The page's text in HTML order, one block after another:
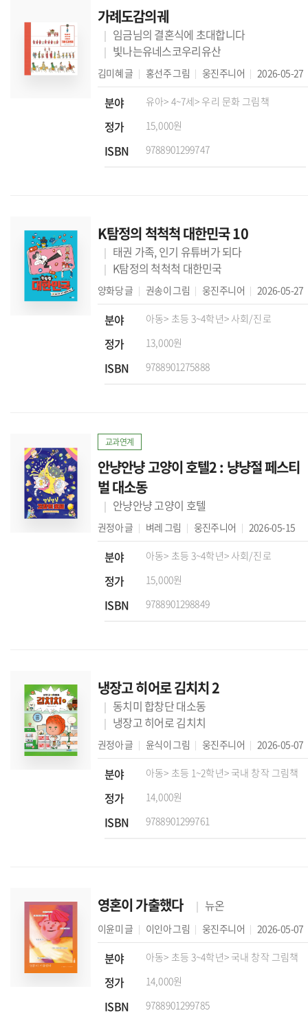
가례도감의궤
임금님의 결혼식에 초대합니다
빛나는유네스코우리유산
김미혜글 홍선주그림 웅진주니어 2026-05-27
분야 유아> 4~7세> 우리 문화 그림책
정가 15,000원
ISBN 9788901299747
K탐정의 척척척 대한민국 10
태권 가족, 인기 유튜버가 되다
K탐정의 척척척 대한민국
양화당글 권송이그림 웅진주니어 2026-05-27
분야 아동> 초등 3~4학년> 사회/진로
정가 13,000원
ISBN 9788901275888
교과연계
안냥안냥 고양이 호텔2 : 냥냥절 페스티
벌 대소동
안냥안냥 고양이 호텔
권정아글 벼레그림 웅진주니어 2026-05-15
분야 아동> 초등 3~4학년> 사회/진로
정가 15,000원
ISBN 9788901298849
냉장고 히어로 김치치 2
동치미 합창단 대소동
냉장고 히어로 김치치
권정아글 윤식이그림 웅진주니어 2026-05-07
분야 아동> 초등 1~2학년> 국내 창작 그림책
정가 14,000원
ISBN 9788901299761
영혼이 가출했다 뉴온
이윤미 글 이인아그림 웅진주니어 2026-05-07
분야 아동> 초등 3~4학년> 국내 창작 그림책
정가 14,000원
ISBN 9788901299785